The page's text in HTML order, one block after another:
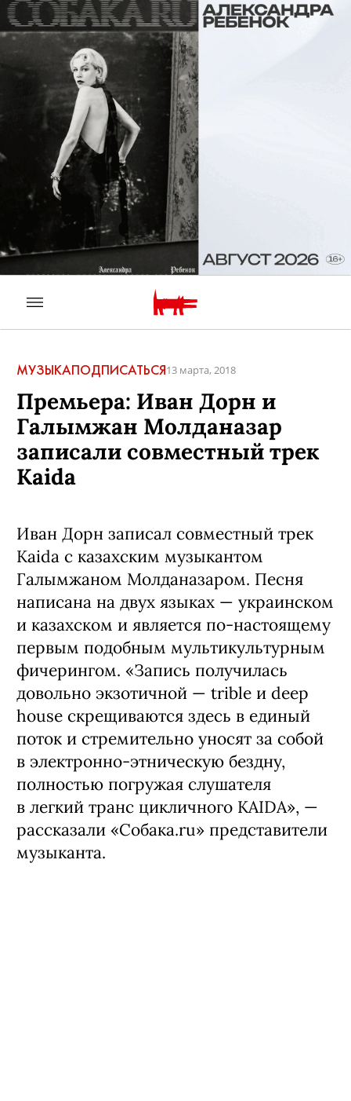
МУЗЫКАПОДПИСАТЬСЯ13 марта, 2018
Премьера: Иван Дорн и
Галымжан Молданазар
записали совместный трек
Kaida
Иван Дорн записал совместный трек
Kaida с казахским музыкантом
Галымжаном Молданазаром. Песня
написана на двух языках — украинском
и казахском и является по-настоящему
первым подобным мультикультурным
фичерингом. «Запись получилась
довольно экзотичной — trible и deep
house скрещиваются здесь в единый
поток и стремительно уносят за собой
в электронно-этническую бездну,
полностью погружая слушателя
в легкий транс цикличного KAIDA», —
рассказали «Собака.ru» представители
музыканта.